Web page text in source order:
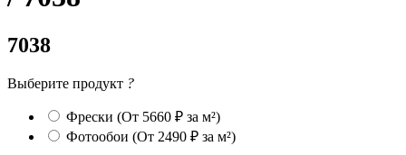
7038
Выберите продукт ?
Фрески (От 5660 ₽ за м²)
Фотообои (От 2490 ₽ за м²)